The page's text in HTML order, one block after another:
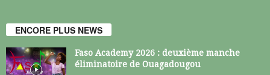
ENCORE PLUS NEWS
Faso Academy 2026 : deuxième manche
éliminatoire de Ouagadougou